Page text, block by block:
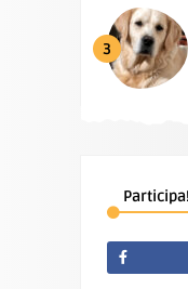
3
Participa!